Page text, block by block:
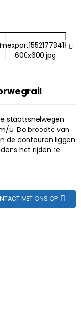
staatssnelwegen
u. De breedte van
de contouren liggen
het rijden te
MET ONS OP